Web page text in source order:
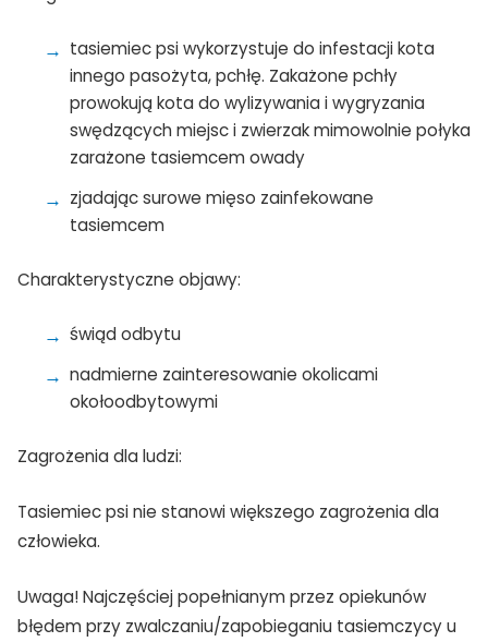
tasiemiec psi wykorzystuje do infestacji kota
innego pasożyta, pchłę. Zakażone pchły
prowokują kota do wylizywania i wygryzania
swędzących miejsc i zwierzak mimowolnie połyka
zarażone tasiemcem owady
zjadając surowe mięso zainfekowane
tasiemcem
Charakterystyczne objawy:
świąd odbytu
nadmierne zainteresowanie okolicami
okołoodbytowymi
Zagrożenia dla ludzi:
Tasiemiec psi nie stanowi większego zagrożenia dla
człowieka.
Uwaga! Najczęściej popełnianym przez opiekunów
błędem przy zwalczaniu/zapobieganiu tasiemczycy u